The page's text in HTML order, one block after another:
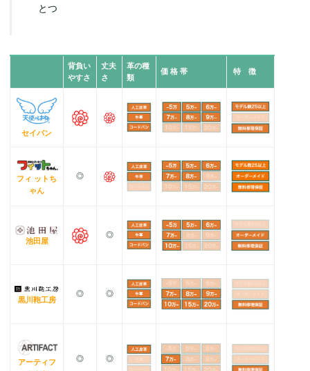
とつ
背負い
やすさ
丈夫
さ
革の種
類
価 格 帯 特 徴
セイバン
フィ ットち
ゃん
◎
池田屋
◎
黒川鞄工房
◎ ◎
アーティフ
◎ ◎